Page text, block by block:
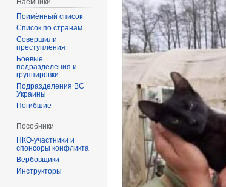
Поимённый список
Список по странам
Совершили
преступления
Боевые
подразделения и
группировки
Подразделения ВС
Украины
Погибшие
Пособники
спонсоры конфликта
‏‎Вербовщики
Инструкторы